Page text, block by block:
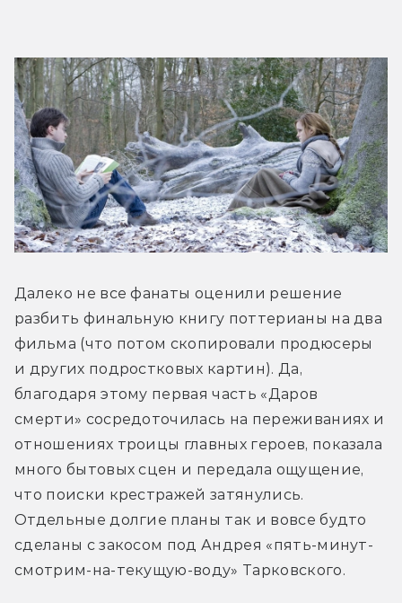
Далеко не все фанаты оценили решение
разбить финальную книгу поттерианы на два
фильма (что потом скопировали продюсеры
и других подростковых картин). Да,
благодаря этому первая часть «Даров
смерти» сосредоточилась на переживаниях и
отношениях троицы главных героев, показала
много бытовых сцен и передала ощущение,
что поиски крестражей затянулись.
Отдельные долгие планы так и вовсе будто
сделаны с закосом под Андрея «пять-минут-
смотрим-на-текущую-воду» Тарковского.